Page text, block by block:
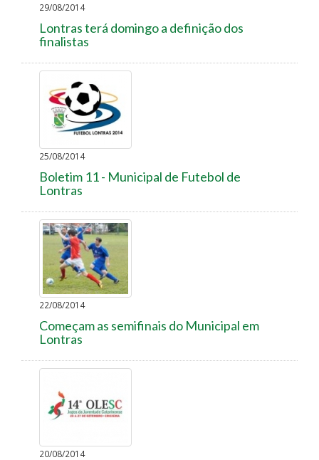
29/08/2014
Lontras terá domingo a definição dos
finalistas
25/08/2014
Boletim 11 - Municipal de Futebol de
Lontras
22/08/2014
Começam as semifinais do Municipal em
Lontras
20/08/2014